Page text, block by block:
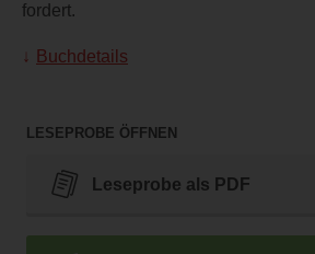
fordert.
Buchdetails
LESEPROBE ÖFFNEN
Leseprobe als PDF